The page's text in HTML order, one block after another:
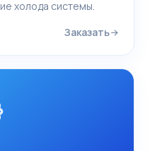
холода системы.
Заказать